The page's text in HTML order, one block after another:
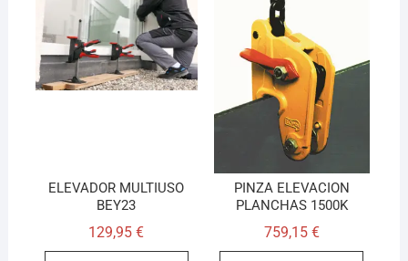
ELEVADOR MULTIUSO
BEY23
129,95€
PINZA ELEVACION
PLANCHAS 1500K
759,15 €